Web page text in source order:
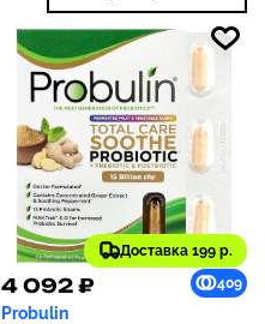
Доставка 199 р.
4 092 ₽ 409
Probulin